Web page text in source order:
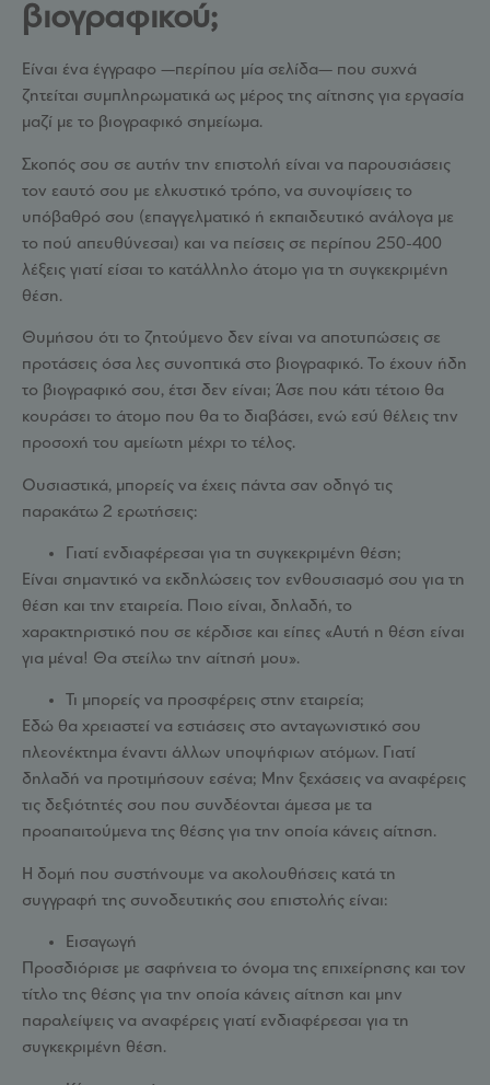
βιογραφικού;
Είναι ένα έγγραφο —περίπου μία σελίδα— που συχνά
ζητείται συμπληρωματικά ως μέρος της αίτησης για εργασία
μαζί με το βιογραφικό σημείωμα.
Σκοπός σου σε αυτήν την επιστολή είναι να παρουσιάσεις
τον εαυτό σου με ελκυστικό τρόπο, να συνοψίσεις το
υπόβαθρό σου (επαγγελματικό ή εκπαιδευτικό ανάλογα με
το πού απευθύνεσαι) και να πείσεις σε περίπου 250-400
λέξεις γιατί είσαι το κατάλληλο άτομο για τη συγκεκριμένη
θέση.
Θυμήσου ότι το ζητούμενο δεν είναι να αποτυπώσεις σε
προτάσεις όσα λες συνοπτικά στο βιογραφικό. Το έχουν ήδη
το βιογραφικό σου, έτσι δεν είναι; Άσε που κάτι τέτοιο θα
κουράσει το άτομο που θα το διαβάσει, ενώ εσύ θέλεις την
προσοχή του αμείωτη μέχρι το τέλος.
Ουσιαστικά, μπορείς να έχεις πάντα σαν οδηγό τις
παρακάτω 2 ερωτήσεις:
Γιατί ενδιαφέρεσαι για τη συγκεκριμένη θέση;
Είναι σημαντικό να εκδηλώσεις τον ενθουσιασμό σου για τη
θέση και την εταιρεία. Ποιο είναι, δηλαδή, το
χαρακτηριστικό που σε κέρδισε και είπες «Αυτή η θέση είναι
για μένα! Θα στείλω την αίτησή μου».
Τι μπορείς να προσφέρεις στην εταιρεία;
Εδώ θα χρειαστεί να εστιάσεις στο ανταγωνιστικό σου
πλεονέκτημα έναντι άλλων υποψήφιων ατόμων. Γιατί
δηλαδή να προτιμήσουν εσένα; Μην ξεχάσεις να αναφέρεις
τις δεξιότητές σου που συνδέονται άμεσα με τα
προαπαιτούμενα της θέσης για την οποία κάνεις αίτηση.
Η δομή που συστήνουμε να ακολουθήσεις κατά τη
συγγραφή της συνοδευτικής σου επιστολής είναι:
Εισαγωγή
Προσδιόρισε με σαφήνεια το όνομα της επιχείρησης και τον
τίτλο της θέσης για την οποία κάνεις αίτηση και μην
παραλείψεις να αναφέρεις γιατί ενδιαφέρεσαι για τη
συγκεκριμένη θέση.